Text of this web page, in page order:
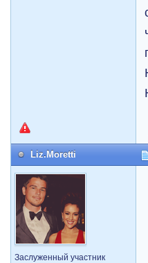
Liz.Moretti
Заслуженный участник